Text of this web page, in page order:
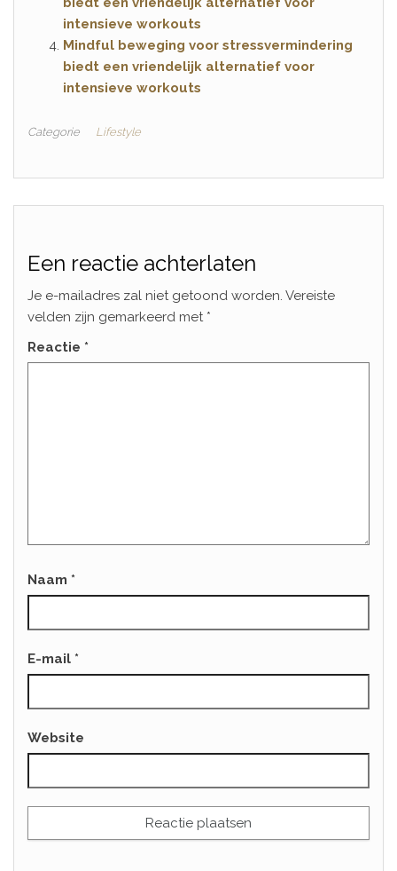
intensieve workouts
Mindful beweging voor stressvermindering
biedt een vriendelijk alternatief voor
intensieve workouts
Categorie Lifestyle
Een reactie achterlaten
Je e-mailadres zal niet getoond worden. Vereiste
velden zijn gemarkeerd met *
Reactie *
Naam *
E-mail *
Website